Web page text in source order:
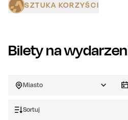
SZTUKA KORZYŚCI
Bilety na
Miasto
Sortuj